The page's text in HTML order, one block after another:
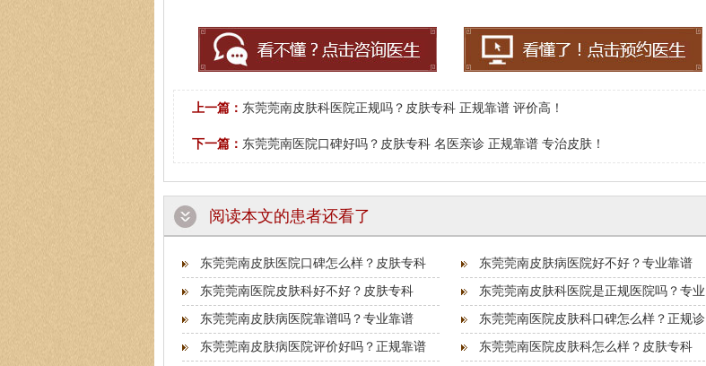
上一篇： 东莞莞南皮肤科医院正规吗？皮肤专科 正规靠谱 评价高！
下一篇： 东莞莞南医院口碑好吗？皮肤专科 名医亲诊 正规靠谱 专治皮肤！
阅读本文的患者还看了
东莞莞南皮肤医院口碑怎么样？皮肤专科 东莞莞南皮肤病医院好不好？专业靠谱
东莞莞南医院皮肤科好不好？皮肤专科 东莞莞南皮肤科医院是正规医院吗？专业
东莞莞南皮肤病医院靠谱吗？专业靠谱 东莞莞南医院皮肤科口碑怎么样？正规诊
东莞莞南皮肤病医院评价好吗？正规靠谱 东莞莞南医院皮肤科怎么样？皮肤专科